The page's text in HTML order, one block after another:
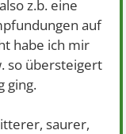
z.b. eine
auf
habe ich mir
so übersteigert
ging.
saurer,